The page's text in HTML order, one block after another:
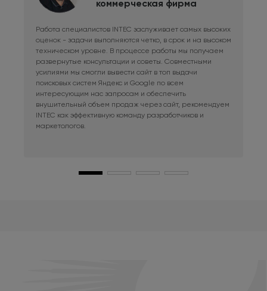
коммерческая фирма
Работа специалистов INTEC заслуживает самых высоких
оценок - задачи выполняются четко, в срок и на высоком
техническом уровне. В процессе работы мы получаем
развернутые консультации и советы. Совместными
усилиями мы смогли вывести сайт в топ выдачи
поисковых систем Яндекс и Google по всем
интересующим нас запросам и обеспечить
внушительный объем продаж через сайт, рекомендуем
INTEC как эффективную команду разработчиков и
маркетологов.